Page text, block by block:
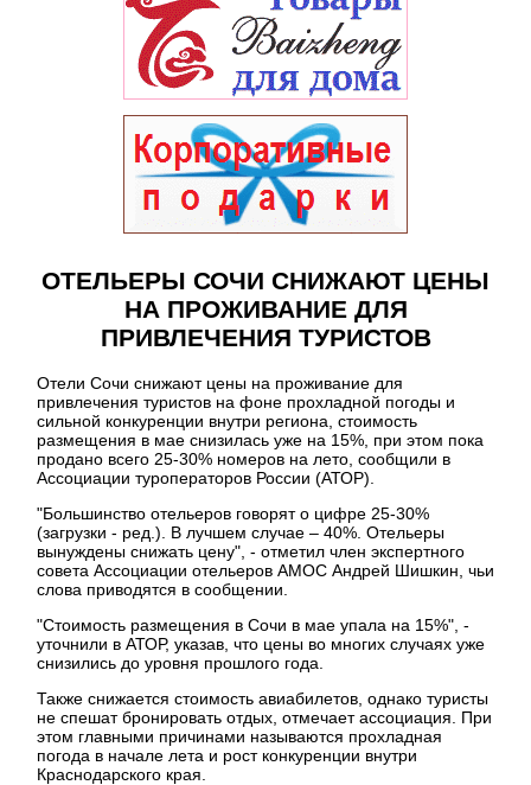
ОТЕЛЬЕРЫ СОЧИ СНИЖАЮТ ЦЕНЫ
НА ПРОЖИВАНИЕ ДЛЯ
ПРИВЛЕЧЕНИЯ ТУРИСТОВ
Отели Сочи снижают цены на проживание для
привлечения туристов на фоне прохладной погоды и
сильной конкуренции внутри региона, стоимость
размещения в мае снизилась уже на 15%, при этом пока
продано всего 25-30% номеров на лето, сообщили в
Ассоциации туроператоров России (АТОР).
"Большинство отельеров говорят о цифре 25-30%
(загрузки - ред.). В лучшем случае – 40%. Отельеры
вынуждены снижать цену", - отметил член экспертного
совета Ассоциации отельеров АМОС Андрей Шишкин, чьи
слова приводятся в сообщении.
"Стоимость размещения в Сочи в мае упала на 15%", -
уточнили в АТОР, указав, что цены во многих случаях уже
снизились до уровня прошлого года.
Также снижается стоимость авиабилетов, однако туристы
не спешат бронировать отдых, отмечает ассоциация. При
этом главными причинами называются прохладная
погода в начале лета и рост конкуренции внутри
Краснодарского края.